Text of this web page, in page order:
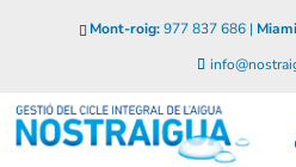
Mont-roig:977 837 686 |